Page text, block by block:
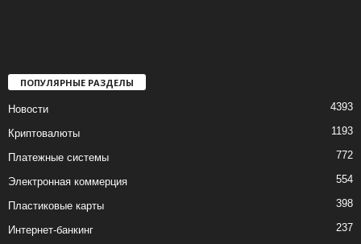
ПОПУЛЯРНЫЕ РАЗДЕЛЫ
Новости 4393
Криптовалюты 1193
Платежные системы 772
Электронная коммерция 554
Пластиковые карты 398
Интернет-банкинг 237